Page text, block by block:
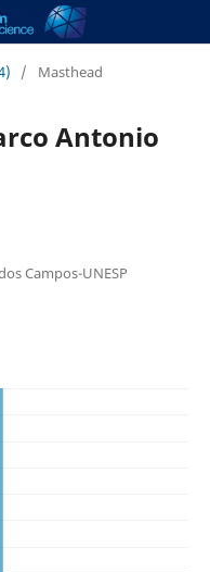
/ Masthead
Antonio
Campos-UNESP